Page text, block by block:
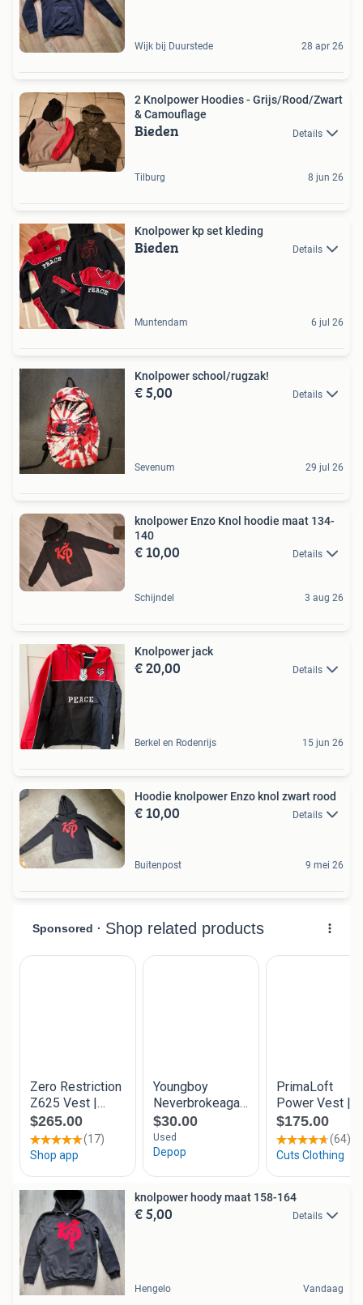
Wijk bij Duurstede 28 apr 26
2 Knolpower Hoodies - Grijs/Rood/Zwart
& Camouflage
Bieden Details
Tilburg 8 jun 26
Knolpower kp set kleding
Bieden Details
Muntendam 6 jul 26
Knolpower school/rugzak!
€ 5,00 Details
Sevenum 29 jul 26
knolpower Enzo Knol hoodie maat 134-
140
€ 10,00 Details
Schijndel 3 aug 26
Knolpower jack
€ 20,00 Details
Berkel en Rodenrijs 15 jun 26
Hoodie knolpower Enzo knol zwart rood
€ 10,00 Details
Buitenpost 9 mei 26
knolpower hoody maat 158-164
€ 5,00 Details
Hengelo Vandaag